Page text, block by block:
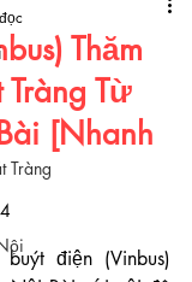
Tràng
Thăm
Tràng Từ
[Nhanh
sao.
điện (Vinbus)